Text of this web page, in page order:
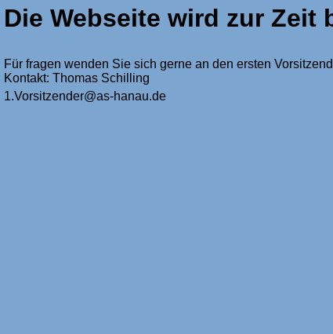
Die Webseite wird zur Zeit
Für fragen wenden Sie sich gerne an den ersten
Kontakt: Thomas Schilling
1.Vorsitzender@as-hanau.de